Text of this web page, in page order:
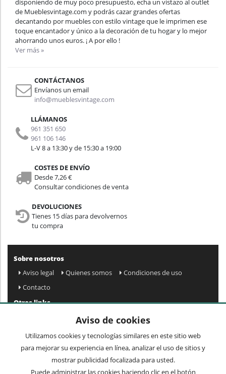
de Mueblesvintage.com y podrás cazar grandes ofertas
decantando por muebles con estilo vintage que le imprimen ese
toque encantador y único a la decoración de tu hogar y lo mejor
ahorrando unos euros. ¡ A por ello !
Ver más »
CONTÁCTANOS
Envíanos un email
info@mueblesvintage.com
LLÁMANOS
961 351 650
961 106 146
L-V 8 a 13:30 y de 15:30 a 19:00
COSTES DE ENVÍO
Desde 7,26 €
Consultar condiciones de venta
DEVOLUCIONES
Tienes 15 días para devolvernos
tu compra
Sobre nosotros
Aviso legal
Quienes somos
Condiciones de uso
Contacto
Otros links
Preguntas frecuentes
Newsletter
Aviso de cookies
Utilizamos cookies y tecnologías similares en este sitio web
para mejorar su experiencia en línea, analizar el uso de sitios y
mostrar publicidad focalizada para usted.
Puede administrar las cookies haciendo clic en el botón